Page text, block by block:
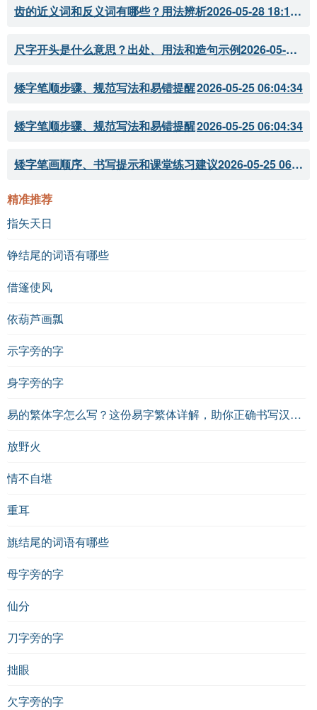
齿的近义词和反义词有哪些？用法辨析 2026-05-28 18:18:07
尺字开头是什么意思？出处、用法和造句示例 2026-05-28 18:18:05
矮字笔顺步骤、规范写法和易错提醒2026-05-25 06:04:34
矮字笔顺步骤、规范写法和易错提醒2026-05-25 06:04:34
矮字笔画顺序、书写提示和课堂练习建议 2026-05-25 06:04:33
精准推荐
指矢天日
铮结尾的词语有哪些
借篷使风
依葫芦画瓢
示字旁的字
身字旁的字
易的繁体字怎么写？这份易字繁体详解，助你正确书写汉字_汉字繁体学习
放野火
情不自堪
重耳
旐结尾的词语有哪些
母字旁的字
仙分
刀字旁的字
拙眼
欠字旁的字